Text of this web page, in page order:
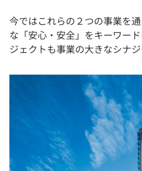
今ではこれらの２つの事業を
な「安心・安全」をキーワー
ジェクトも事業の大きなシナジ